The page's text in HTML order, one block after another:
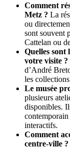
Comment
Metz ? La
ou
sont souvent
Cattelan ou
Quelles sont
votre visite ?
d’André
les
Le musée
plusieurs
disponibles.
contemporain
interactifs.
Comment
centre-ville ?